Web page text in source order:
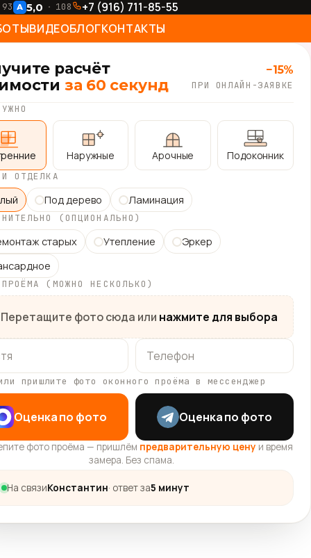
93 А 5,0 108
+7 (916) 711-85-55
ВИДЕОБЛОГКОНТАКТЫ
расчёт
за 60 секунд
−15%
ПРИ ОНЛАЙН-ЗАЯВКЕ
Наружные Арочные Подоконник
ОТДЕЛКА
Под дерево Ламинация
(ОПЦИОНАЛЬНО)
старых Утепление
Эркер
(МОЖНО НЕСКОЛЬКО)
Перетащите фото сюда или нажмите для выбора
пришлите фото оконного проёма в мессенджер
Оценка по фото Оценка по фото
фото проёма — пришлём предварительную цену и время
замера. Без спама.
На связиКонстантин· ответ за5 минут